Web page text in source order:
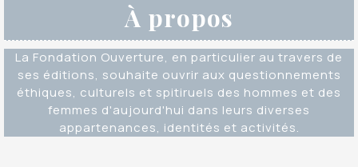
À propos
La Fondation Ouverture, en particulier au travers de
ses éditions, souhaite ouvrir aux questionnements
éthiques, culturels et spitiruels des hommes et des
femmes d'aujourd'hui dans leurs diverses
appartenances, identités et activités.